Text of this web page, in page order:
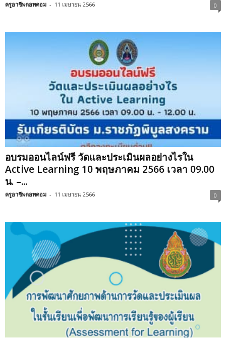
ครูอาชีพดอทคอม - 11 เมษายน 2566 0
อบรมออนไลน์ฟรี วัดและประเมินผลอย่างไรใน
Active Learning 10 พฤษภาคม 2566 เวลา 09.00
น. –...
ครูอาชีพดอทคอม - 11 เมษายน 2566 0